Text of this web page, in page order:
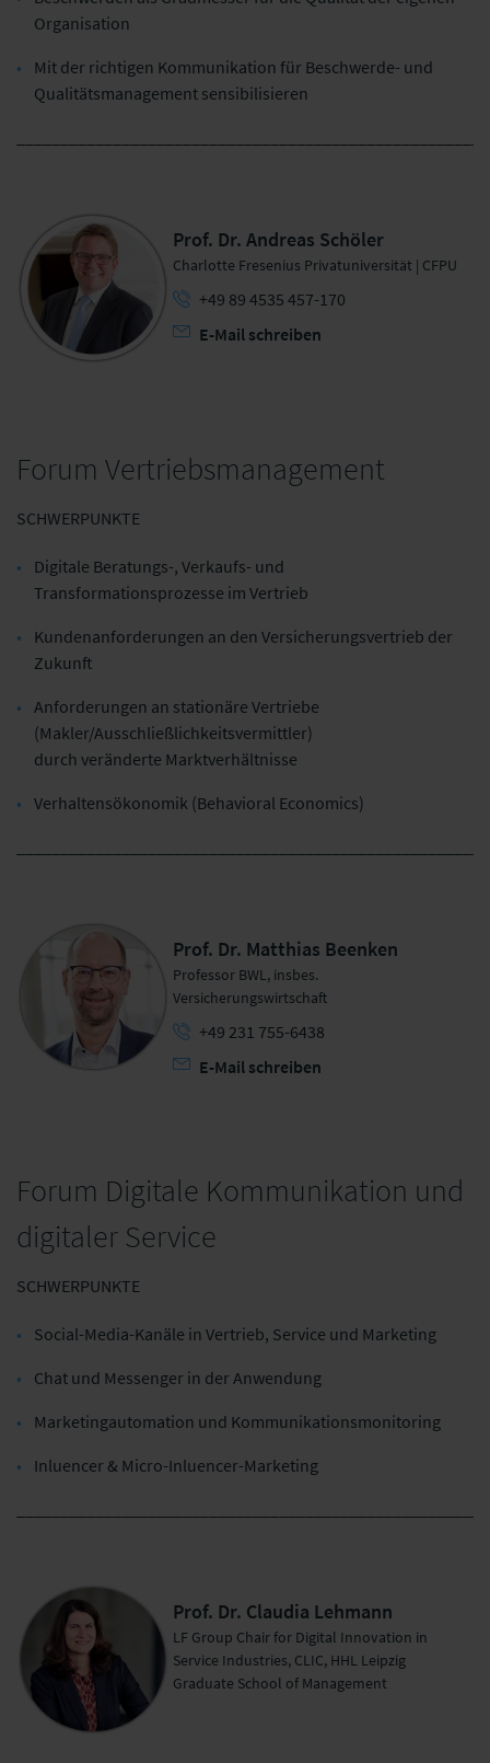
Organisation
Mit der richtigen Kommunikation für Beschwerde- und
Qualitätsmanagement sensibilisieren
Prof. Dr. Andreas Schöler
Charlotte Fresenius Privatuniversität | CFPU
+49 89 4535 457-170
E-Mail schreiben
Forum Vertriebsmanagement
SCHWERPUNKTE
Digitale Beratungs-, Verkaufs- und
Transformationsprozesse im Vertrieb
Kundenanforderungen an den Versicherungsvertrieb der
Zukunft
Anforderungen an stationäre Vertriebe
(Makler/Ausschließlichkeitsvermittler)
durch veränderte Marktverhältnisse
Verhaltensökonomik (Behavioral Economics)
Prof. Dr. Matthias Beenken
Professor BWL, insbes.
Versicherungswirtschaft
+49 231 755-6438
E-Mail schreiben
Forum Digitale Kommunikation und
digitaler Service
SCHWERPUNKTE
Social-Media-Kanäle in Vertrieb, Service und Marketing
Chat und Messenger in der Anwendung
Marketingautomation und Kommunikationsmonitoring
Inluencer & Micro-Inluencer-Marketing
Prof. Dr. Claudia Lehmann
LF Group Chair for Digital Innovation in
Service Industries, CLIC, HHL Leipzig
Graduate School of Management